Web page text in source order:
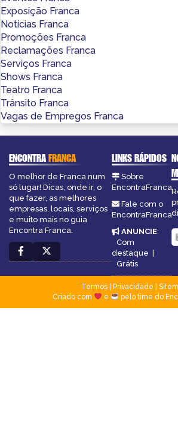
Exposição Franca
Notícias Franca
Promoções Franca
Reclamações Franca
Serviços Franca
Shows Franca
Teatro Franca
Trânsito Franca
Vagas de Empregos Franca
ENCONTRAFRANCA
O melhor de Franca num
só lugar! Dicas, onde ir, o
que fazer, as melhores
empresas, locais, serviços
e muito mais no guia
Encontra Franca.
LINKS RÁPIDOS
Sobre
EncontraFranca
Fale com o
EncontraFranca
ANUNCIE:
Com
destaque
Grátis
Termos| Privacidade
Criado com
e pelo time do